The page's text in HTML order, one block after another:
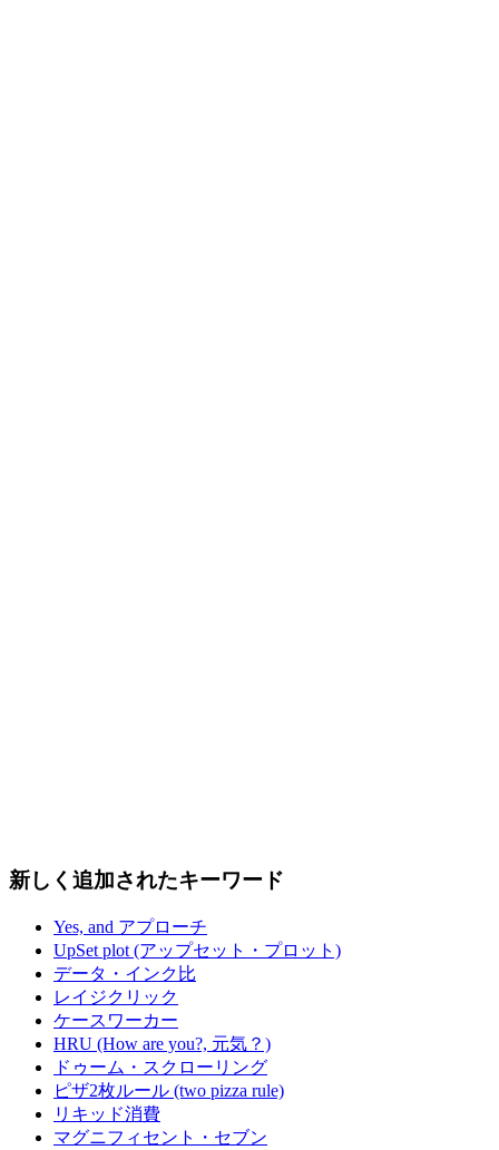
新しく追加されたキーワード
Yes, and アプローチ
UpSet plot (アップセット・プロット)
データ・インク比
レイジクリック
ケースワーカー
HRU (How are you?, 元気？)
ドゥーム・スクローリング
ピザ2枚ルール (two pizza rule)
リキッド消費
マグニフィセント・セブン